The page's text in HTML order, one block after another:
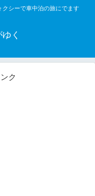
シーで車中泊の旅にでます
く
ク